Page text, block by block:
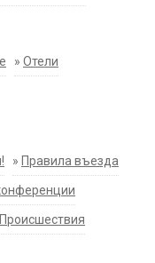
» Отели
» Правила въезда
Происшествия